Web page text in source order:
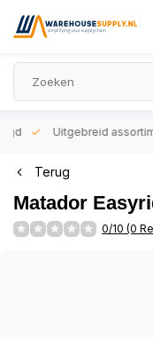
Uitgebreid
Terug
Matador
0/10 (0